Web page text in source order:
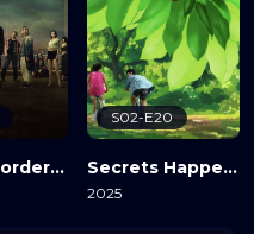
Alice in Borderland Secrets Happened on the Litchi Island
2025
S02-E20